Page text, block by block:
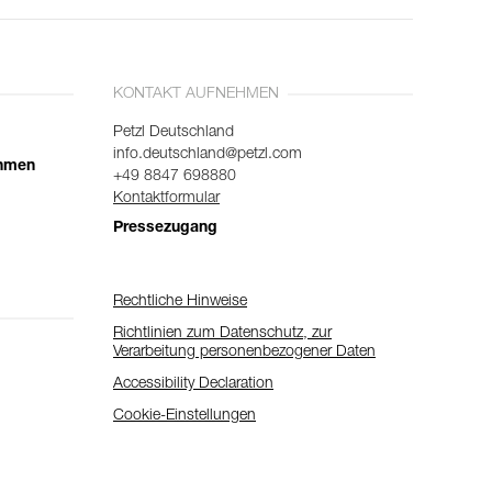
KONTAKT AUFNEHMEN
Petzl Deutschland
info.deutschland@petzl.com
+49 8847 698880
Kontaktformular
Pressezugang
Rechtliche Hinweise
Richtlinien zum Datenschutz, zur
Verarbeitung personenbezogener Daten
Accessibility Declaration
Cookie-Einstellungen